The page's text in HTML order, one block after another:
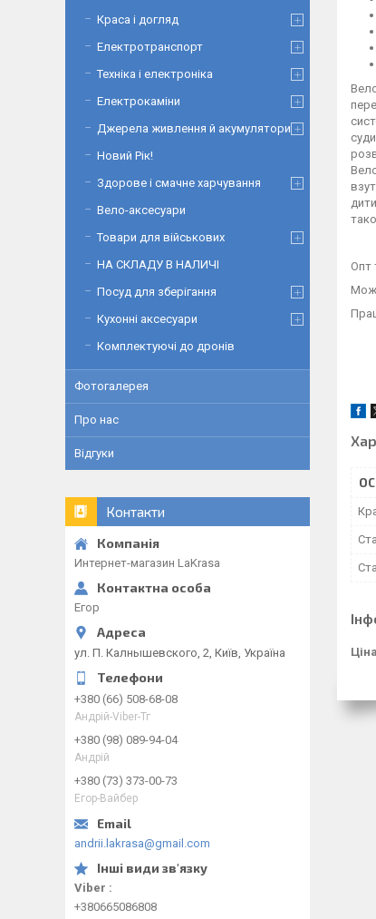
Опт
Краса і догляд
Електротранспорт
Техніка і електроніка
Електрокаміни
Джерела живлення й акумулятори
Новий Рік!
Здорове і смачне харчування
Вело-аксесуари
Товари для військових
НА СКЛАДУ В НАЛИЧІ
Посуд для зберігання
Кухонні аксесуари
Комплектуючі до дронів
Фотогалерея
Про нас
Відгуки
Контакти
Интернет-магазин LaKrasa
Егор
ул. П. Калнышевского, 2, Київ, Україна
+380 (66) 508-68-08
Андрій-Viber-Тг
+380 (98) 089-94-04
Андрій
+380 (73) 373-00-73
Егор-Вайбер
andrii.lakrasa@gmail.com
Viber
+380665086808